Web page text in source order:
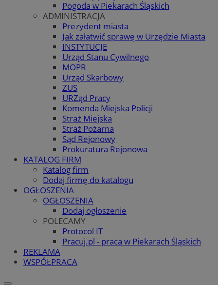
Pogoda w Piekarach Śląskich
ADMINISTRACJA
Prezydent miasta
Jak załatwić sprawę w Urzędzie Miasta
INSTYTUCJE
Urząd Stanu Cywilnego
MOPR
Urząd Skarbowy
ZUS
URZąd Pracy
Komenda Miejska Policji
Straż Miejska
Straż Pożarna
Sąd Rejonowy
Prokuratura Rejonowa
KATALOG FIRM
Katalog firm
Dodaj firmę do katalogu
OGŁOSZENIA
OGŁOSZENIA
Dodaj ogłoszenie
POLECAMY
Protocol IT
Pracuj.pl - praca w Piekarach Śląskich
REKLAMA
WSPÓŁPRACA